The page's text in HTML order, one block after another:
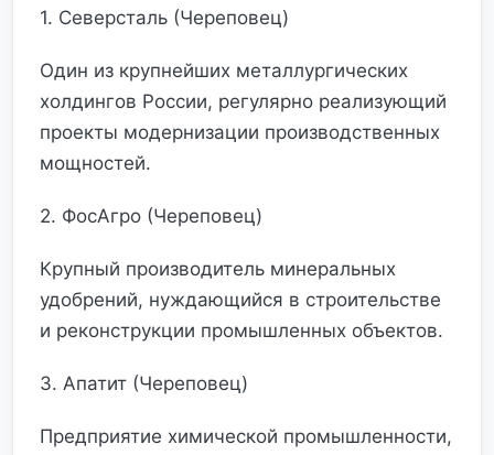
1. Северсталь (Череповец)
Один из крупнейших металлургических
холдингов России, регулярно реализующий
проекты модернизации производственных
мощностей.
2. ФосАгро (Череповец)
Крупный производитель минеральных
удобрений, нуждающийся в строительстве
и реконструкции промышленных объектов.
3. Апатит (Череповец)
Предприятие химической промышленности,